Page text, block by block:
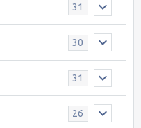
31
30
31
26